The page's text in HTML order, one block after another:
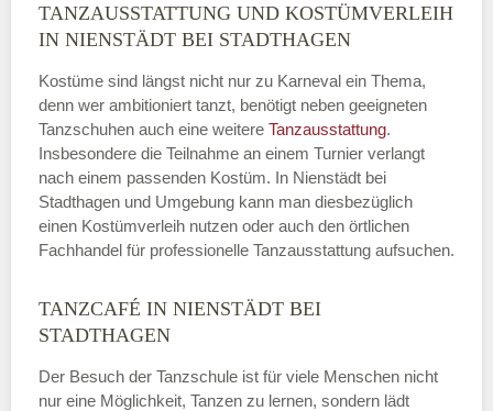
TANZAUSSTATTUNG UND KOSTÜMVERLEIH
IN NIENSTÄDT BEI STADTHAGEN
Kostüme sind längst nicht nur zu Karneval ein Thema,
denn wer ambitioniert tanzt, benötigt neben geeigneten
Tanzschuhen auch eine weitere Tanzausstattung.
Insbesondere die Teilnahme an einem Turnier verlangt
nach einem passenden Kostüm. In Nienstädt bei
Stadthagen und Umgebung kann man diesbezüglich
einen Kostümverleih nutzen oder auch den örtlichen
Fachhandel für professionelle Tanzausstattung aufsuchen.
TANZCAFÉ IN NIENSTÄDT BEI
STADTHAGEN
Der Besuch der Tanzschule ist für viele Menschen nicht
nur eine Möglichkeit, Tanzen zu lernen, sondern lädt